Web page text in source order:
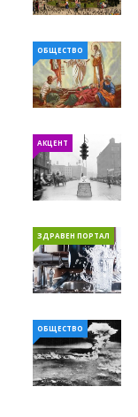
ОБЩЕСТВО
АКЦЕНТ
ЗДРАВЕН ПОРТАЛ
ОБЩЕСТВО